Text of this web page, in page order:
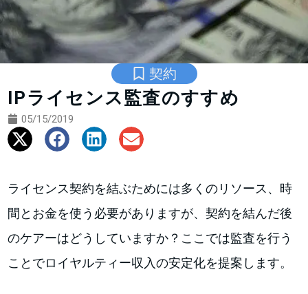
契約
IPライセンス監査のすすめ
05/15/2019
ライセンス契約を結ぶためには多くのリソース、時
間とお金を使う必要がありますが、契約を結んだ後
のケアーはどうしていますか？ここでは監査を行う
ことでロイヤルティー収入の安定化を提案します。